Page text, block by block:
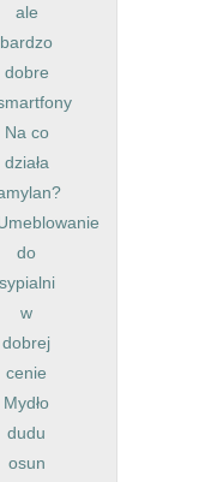
ale
bardzo
dobre
Na co
działa
do
sypialni
w
dobrej
cenie
Mydło
dudu
osun